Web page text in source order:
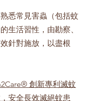
悉常見害蟲（包括蚊
生活習性，由勘察、
針對施放，以盡根
創新專利滅蚊
安全長效滅絕蚊患